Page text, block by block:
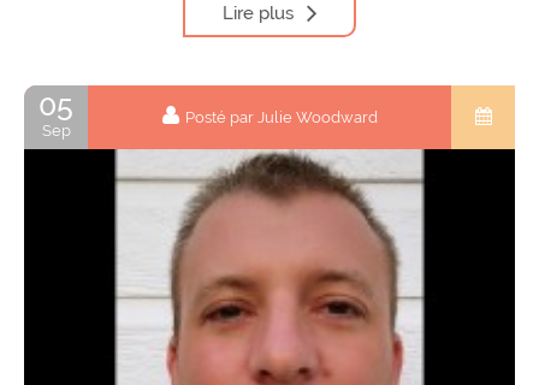
Lire plus
05
Sep
Posté par Julie Woodward